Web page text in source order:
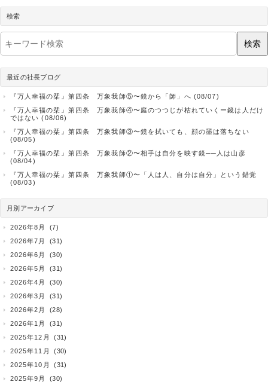
検索
検索
最近の社長ブログ
『万人幸福の栞』第四条 万象我師⑤〜鏡から「師」へ (08/07)
『万人幸福の栞』第四条 万象我師④〜庭のつつじが枯れていくー鏡は人だけ
ではない (08/06)
『万人幸福の栞』第四条 万象我師③〜鏡を拭いても、顔の墨は落ちない
(08/05)
『万人幸福の栞』第四条 万象我師②〜相手は自分を映す鏡──人は山彦
(08/04)
『万人幸福の栞』第四条 万象我師①〜「人は人、自分は自分」という錯覚
(08/03)
月別アーカイブ
2026年8月
(7)
2026年7月
(31)
2026年6月
(30)
2026年5月
(31)
2026年4月
(30)
2026年3月
(31)
2026年2月
(28)
2026年1月
(31)
2025年12月
(31)
2025年11月
(30)
2025年10月
(31)
2025年9月
(30)